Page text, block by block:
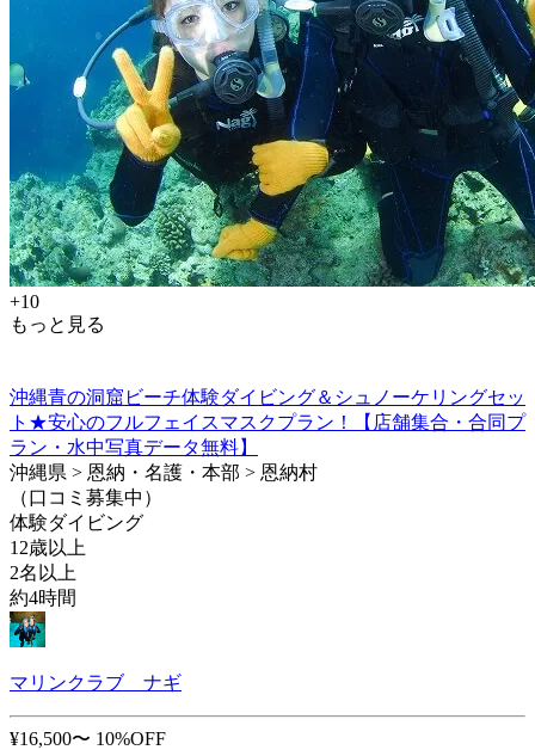
+10
もっと見る
沖縄青の洞窟ビーチ体験ダイビング＆シュノーケリングセッ
ト★安心のフルフェイスマスクプラン！【店舗集合・合同プ
ラン・水中写真データ無料】
沖縄県 > 恩納・名護・本部 > 恩納村
（口コミ募集中）
体験ダイビング
12歳以上
2名以上
約4時間
マリンクラブ ナギ
¥16,500〜 10%OFF